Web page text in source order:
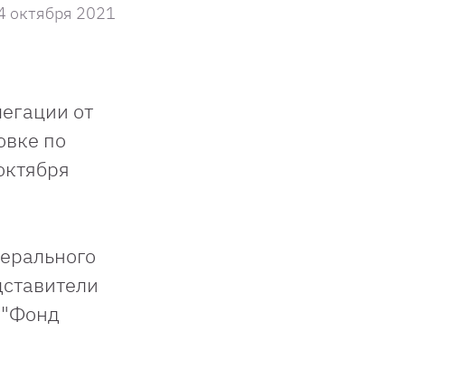
октября 2021
от
по
"Фонд